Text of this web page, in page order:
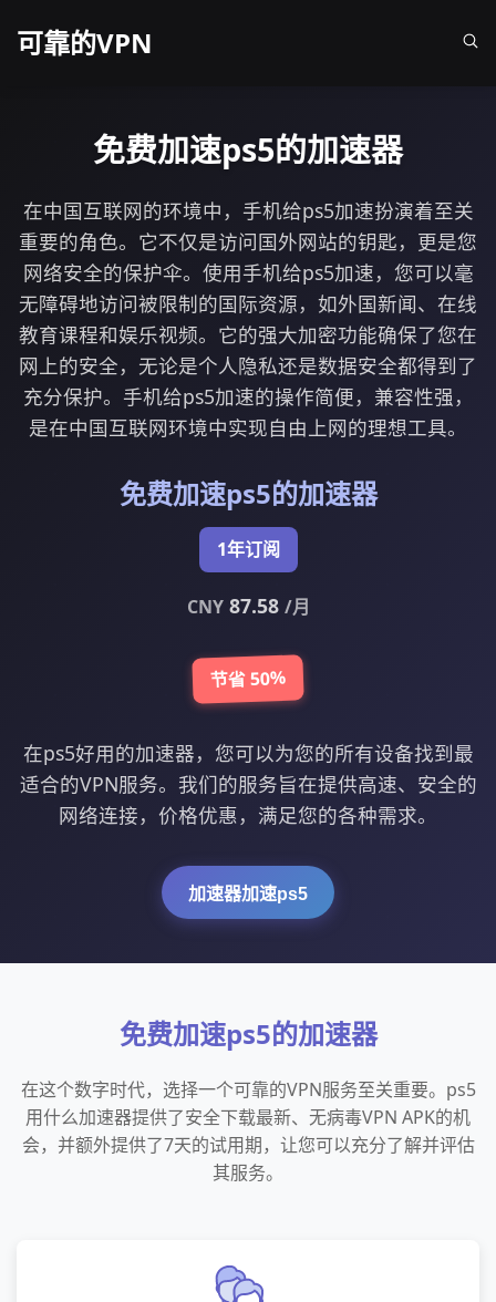
可靠的VPN
免费加速ps5的加速器
在中国互联网的环境中，手机给ps5加速扮演着至关
重要的角色。它不仅是访问国外网站的钥匙，更是您
网络安全的保护伞。使用手机给ps5加速，您可以毫
无障碍地访问被限制的国际资源，如外国新闻、在线
教育课程和娱乐视频。它的强大加密功能确保了您在
网上的安全，无论是个人隐私还是数据安全都得到了
充分保护。手机给ps5加速的操作简便，兼容性强，
是在中国互联网环境中实现自由上网的理想工具。
免费加速ps5的加速器
1年订阅
CNY87.58 /月
节省 50%
在ps5好用的加速器，您可以为您的所有设备找到最
适合的VPN服务。我们的服务旨在提供高速、安全的
网络连接，价格优惠，满足您的各种需求。
加速器加速ps5
免费加速ps5的加速器
在这个数字时代，选择一个可靠的VPN服务至关重要。ps5
用什么加速器提供了安全下载最新、无病毒VPN APK的机
会，并额外提供了7天的试用期，让您可以充分了解并评估
其服务。